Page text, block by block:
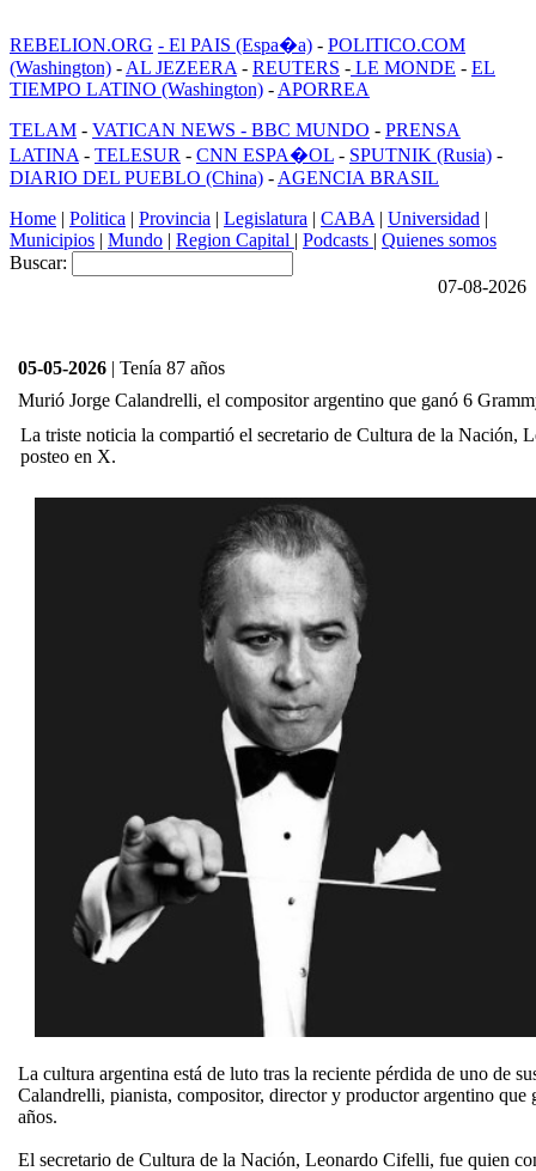
REBELION.ORG - El PAIS (Espa�a) - POLITICO.COM
(Washington) - AL JEZEERA - REUTERS - LE MONDE - EL
TIEMPO LATINO (Washington) - APORREA
TELAM - VATICAN NEWS - BBC MUNDO - PRENSA
LATINA - TELESUR - CNN ESPA�OL - SPUTNIK (Rusia) -
DIARIO DEL PUEBLO (China) - AGENCIA BRASIL
Home | Politica | Provincia | Legislatura | CABA | Universidad |
Municipios | Mundo | Region Capital | Podcasts | Quienes somos
Buscar:
07-08-2026
05-05-2026 | Tenía 87 años
Murió Jorge Calandrelli, el compositor argentino que ganó 6
La triste noticia la compartió el secretario de Cultura de la Nación,
posteo en X.
La cultura argentina está de luto tras la reciente pérdida de uno de
Calandrelli, pianista, compositor, director y productor argentino que
años.
El secretario de Cultura de la Nación, Leonardo Cifelli, fue quien